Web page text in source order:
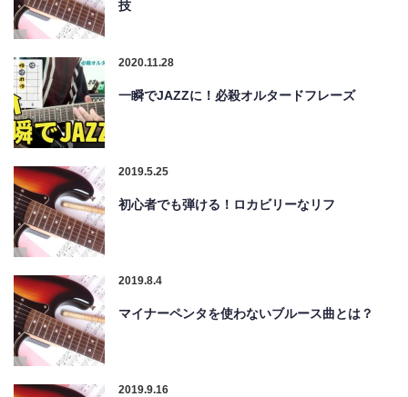
技
2020.11.28
一瞬でJAZZに！必殺オルタードフレーズ
2019.5.25
初心者でも弾ける！ロカビリーなリフ
2019.8.4
マイナーペンタを使わないブルース曲とは？
2019.9.16